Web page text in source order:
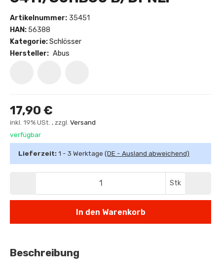
Artikelnummer: 35451
HAN: 56388
Kategorie:Schlösser
Hersteller: Abus
17,90 €
inkl. 19% USt. , zzgl. Versand
verfügbar
Lieferzeit: 1 - 3 Werktage (DE - Ausland abweichend)
Stk
In den Warenkorb
Beschreibung